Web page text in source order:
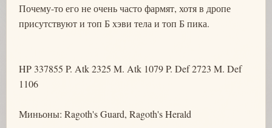
Почему-то его не очень часто фармят, хотя в дропе
присутствуют и топ Б хэви тела и топ Б пика.
HP 337855 P. Atk 2325 M. Atk 1079 P. Def 2723 M. Def
1106
Миньоны: Ragoth's Guard, Ragoth's Herald